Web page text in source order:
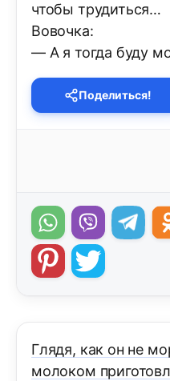
чтобы трудиться…
Вовочка:
— А я тогда буду
Поделиться!
Глядя, как он не
молоком